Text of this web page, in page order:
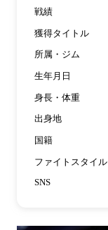
戦績
獲得タイトル
所属・ジム
生年月日
身長・体重
出身地
国籍
ファイトスタイル
SNS